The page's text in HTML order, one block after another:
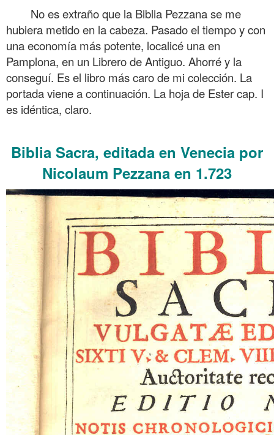
No es extraño que la Biblia Pezzana se me
hubiera metido en la cabeza. Pasado el tiempo y con
una economía más potente, localicé una en
Pamplona, en un Librero de Antiguo. Ahorré y la
conseguí. Es el libro más caro de mi colección. La
portada viene a continuación. La hoja de Ester cap. I
es idéntica, claro.
Biblia Sacra, editada en Venecia por
Nicolaum Pezzana en 1.723